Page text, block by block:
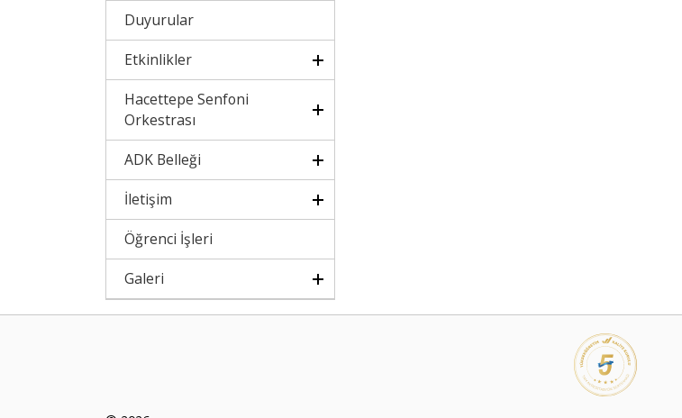
Duyurular
Etkinlikler
Hacettepe Senfoni
Orkestrası
ADK Belleği
İletişim
Öğrenci İşleri
Galeri